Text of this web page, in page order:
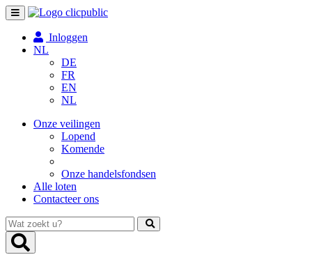
Toggle
navigation
Inloggen
NL
DE
FR
EN
NL
Onze veilingen
Lopend
Komende
Onze handelsfondsen
Alle loten
Contacteer ons
Wat
zoekt
u?